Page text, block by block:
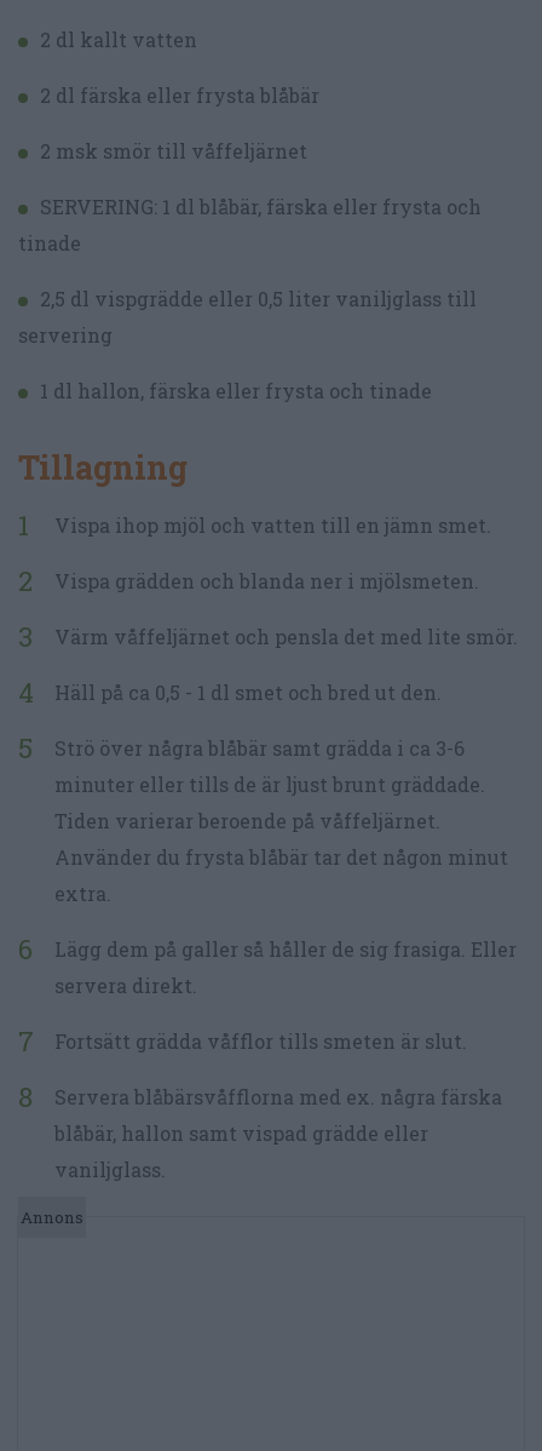
2 dl kallt vatten
2 dl färska eller frysta blåbär
2 msk smör till våffeljärnet
SERVERING: 1 dl blåbär, färska eller frysta och
tinade
2,5 dl vispgrädde eller 0,5 liter vaniljglass till
servering
1 dl hallon, färska eller frysta och tinade
Tillagning
Vispa ihop mjöl och vatten till en jämn smet.
Vispa grädden och blanda ner i mjölsmeten.
Värm våffeljärnet och pensla det med lite smör.
Häll på ca 0,5 - 1 dl smet och bred ut den.
Strö över några blåbär samt grädda i ca 3-6
minuter eller tills de är ljust brunt gräddade.
Tiden varierar beroende på våffeljärnet.
Använder du frysta blåbär tar det någon minut
extra.
Lägg dem på galler så håller de sig frasiga. Eller
servera direkt.
Fortsätt grädda våfflor tills smeten är slut.
Servera blåbärsvåfflorna med ex. några färska
blåbär, hallon samt vispad grädde eller
vaniljglass.